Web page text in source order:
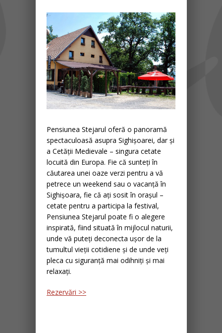
Pensiunea Stejarul oferă o panoramă
spectaculoasă asupra Sighișoarei, dar și
a Cetății Medievale – singura cetate
locuită din Europa. Fie că sunteți în
căutarea unei oaze verzi pentru a vă
petrece un weekend sau o vacanță în
Sighișoara, fie că ați sosit în orașul –
cetate pentru a participa la festival,
Pensiunea Stejarul poate fi o alegere
inspirată, fiind situată în mijlocul naturii,
unde vă puteți deconecta ușor de la
tumultul vieții cotidiene și de unde veți
pleca cu siguranță mai odihniți și mai
relaxați.
Rezervări >>